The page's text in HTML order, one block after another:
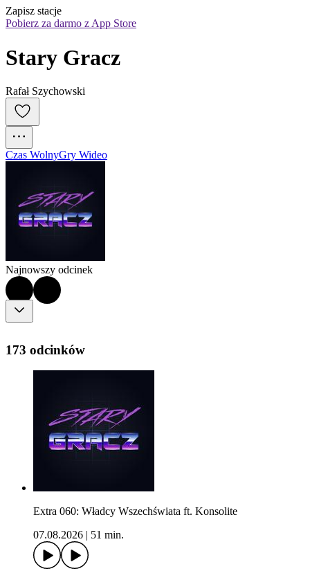
Zapisz stacje
Pobierz za darmo z App Store
Stary Gracz
Rafał Szychowski
Czas WolnyGry Wideo
Najnowszy odcinek
173 odcinków
Extra 060: Władcy Wszechświata ft. Konsolite
07.08.2026
51 min.